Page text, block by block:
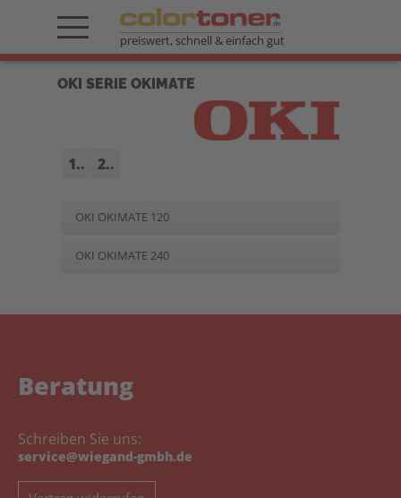
preiswert, schnell & einfach gut
OKI SERIE OKIMATE
1.. 2..
OKI OKIMATE 120
OKI OKIMATE 240
Beratung
Schreiben Sie uns:
service@wiegand-gmbh.de